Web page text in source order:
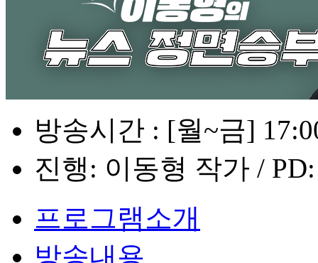
방송시간 : [월~금]
진행: 이동형 작가 /
프로그램소개
방송내용